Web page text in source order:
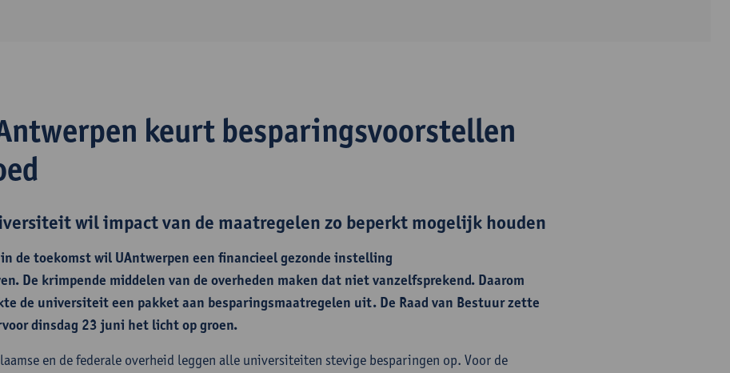
keurt besparingsvoorstellen
wil impact van de maatregelen zo beperkt mogelijk houden
in de toekomst wil UAntwerpen een financieel gezonde instelling
De krimpende middelen van de overheden maken dat niet vanzelfsprekend. Daarom
de universiteit een pakket aan besparingsmaatregelen uit. De Raad van Bestuur zette
dinsdag 23 juni het licht op groen.
en de federale overheid leggen alle universiteiten stevige besparingen op. Voor de